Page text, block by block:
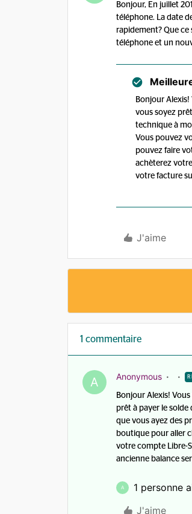
Bonjour, En juillet
téléphone. La date
rapidement? Que
téléphone et un
Bonjour
vous soyez
technique à
Vous pouvez
pouvez faire
achèterez
votre facture
J'aime
1 commentaire
A Anonymous
Bonjour Alexis!
prêt à payer le
que vous ayez des
boutique pour aller
votre compte Libre-
ancienne balance
A
1 personne
J'aime